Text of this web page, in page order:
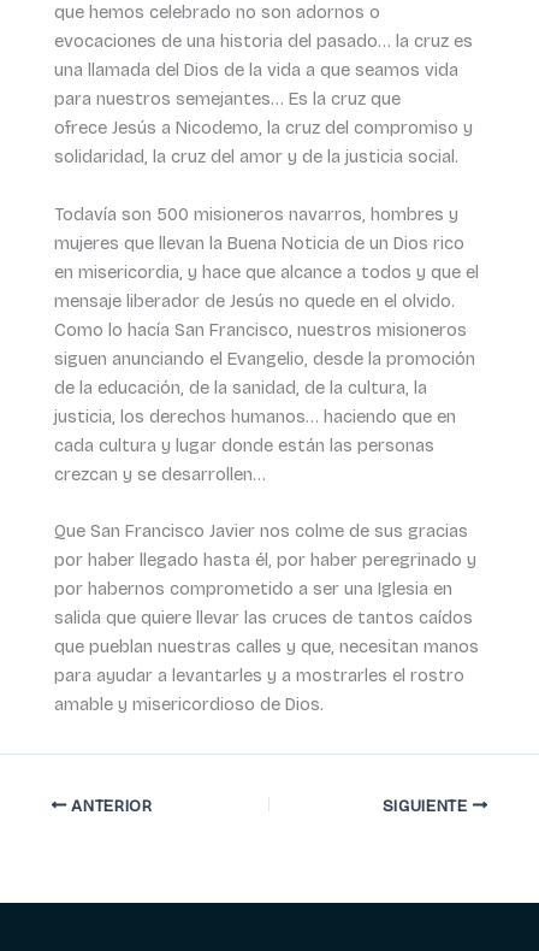
que hemos celebrado no son adornos o
evocaciones de una historia del pasado… la cruz es
una llamada del Dios de la vida a que seamos vida
para nuestros semejantes… Es la cruz que
ofrece Jesús a Nicodemo, la cruz del compromiso y
solidaridad, la cruz del amor y de la justicia social.
Todavía son 500 misioneros navarros, hombres y
mujeres que llevan la Buena Noticia de un Dios rico
en misericordia, y hace que alcance a todos y que el
mensaje liberador de Jesús no quede en el olvido.
Como lo hacía San Francisco, nuestros misioneros
siguen anunciando el Evangelio, desde la promoción
de la educación, de la sanidad, de la cultura, la
justicia, los derechos humanos… haciendo que en
cada cultura y lugar donde están las personas
crezcan y se desarrollen…
Que San Francisco Javier nos colme de sus gracias
por haber llegado hasta él, por haber peregrinado y
por habernos comprometido a ser una Iglesia en
salida que quiere llevar las cruces de tantos caídos
que pueblan nuestras calles y que, necesitan manos
para ayudar a levantarles y a mostrarles el rostro
amable y misericordioso de Dios.
ANTERIOR SIGUIENTE